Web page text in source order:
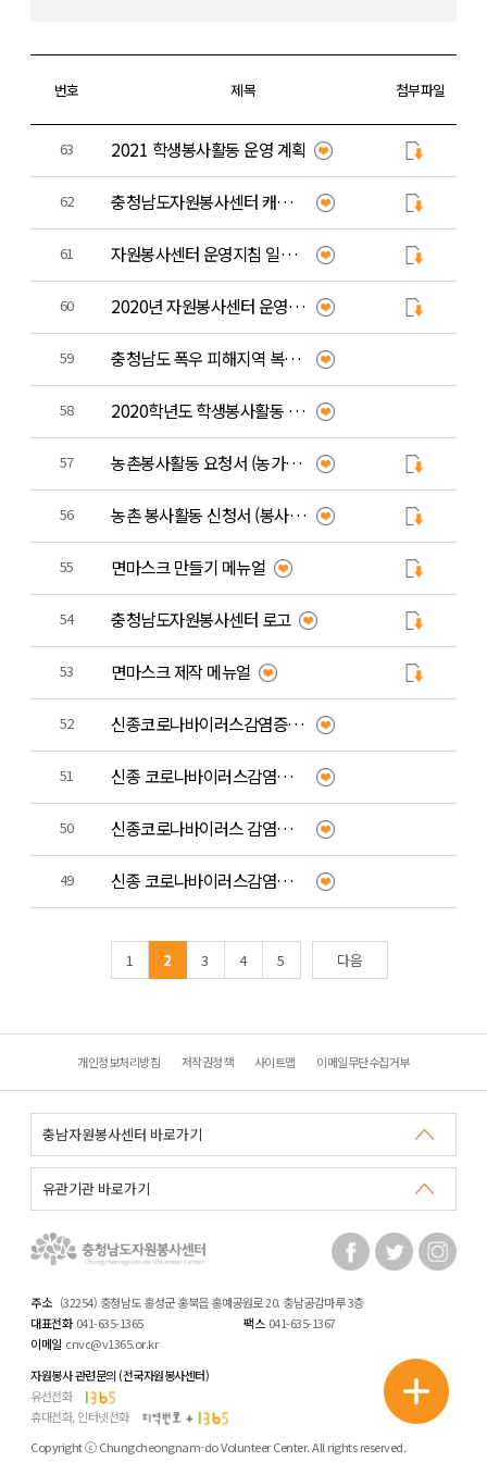
번호 제목 첨부파일
63 2021 학생봉사활동 운영 계획
62 충청남도자원봉사센터 캐릭터 상괭이
61 자원봉사센터 운영지침 일부수정 (행정안전부)
60 2020년 자원봉사센터 운영지침(행정안전부)
59 충청남도 폭우 피해지역 복구 자원봉사 신청서
58 2020학년도 학생봉사활동 운영 계획(변경)
57 농촌봉사활동 요청서 (농가주 작성)
56 농촌 봉사활동 신청서 (봉사자 작성)
55 면마스크 만들기 메뉴얼
54 충청남도자원봉사센터 로고
53 면마스크 제작 메뉴얼
52 신종코로나바이러스감염증 예방수칙!!
51 신종 코로나바이러스감염증 사례정의 확대 및 감시강화!
50 신종코로나바이러스 감염예방 1339 질병관리본부 콜센터 안내
49 신종 코로나바이러스감염증 대비 및 예방행동수칙
1 2 3 4 5 다음
개인정보처리방침 저작권정책 사이트맵 이메일무단수집거부
주소 (32254) 충청남도 홍성군 홍북읍 홍예공원로 20. 충남공감마루 3층
대표전화 041-635-1365 팩스 041-635-1367
이메일 cnvc@v1365.or.kr
자원봉사 관련문의 (전국자원봉사센터)
유선전화
휴대전화, 인터넷전화
Copyright ⓒ Chungcheongnam-do Volunteer Center. All rights reserved.